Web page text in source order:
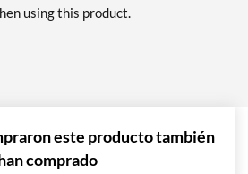
using this product.
este producto también
comprado